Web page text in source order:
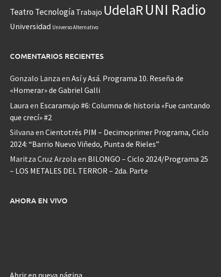
Teatro Tecnología Trabajo UdelaRUNI Radio
Universidad Universo Alternativo
COMENTARIOS RECIENTES
Gonzalo Lanza en Así y Asá. Programa 10. Reseña de
«Homerar» de Gabriel Galli
Laura en Escaramujo #6: Columna de historia «Fue cantando
que crecí» #2
Silvana en Cientotrés PIM – Decimoprimer Programa, Ciclo
2024: “Barrio Nuevo Viñedo, Punta de Rieles”
Maritza Cruz Arzola en BILONGO – Ciclo 2024/Programa 25
– LOS METALES DEL TERROR – 2da. Parte
AHORA EN VIVO